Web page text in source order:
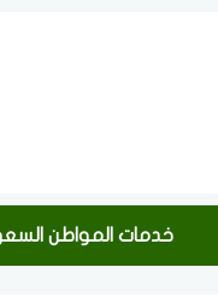
خدمات المواطن